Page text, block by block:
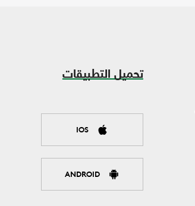
تحميل التطبيقات
IOS
ANDROID